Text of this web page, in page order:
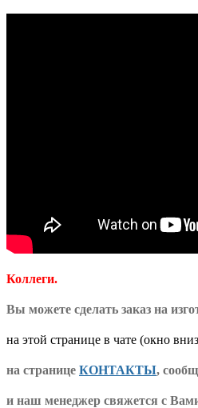
Коллеги.
Вы можете сделать заказ на
на этой странице в чате (окно
на странице КОНТАКТЫ,
и наш менеджер свяжется с